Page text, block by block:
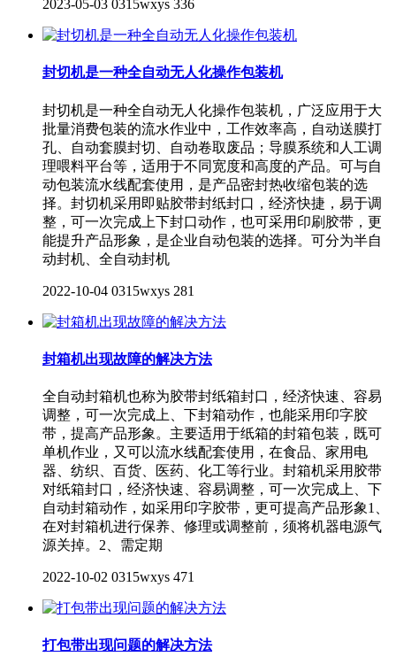
2023-05-03 0315wxys 336
封切机是一种全自动无人化操作包装机
封切机是一种全自动无人化操作包装机，广泛应用于大
批量消费包装的流水作业中，工作效率高，自动送膜打
孔、自动套膜封切、自动卷取废品；导膜系统和人工调
理喂料平台等，适用于不同宽度和高度的产品。可与自
动包装流水线配套使用，是产品密封热收缩包装的选
择。封切机采用即贴胶带封纸封口，经济快捷，易于调
整，可一次完成上下封口动作，也可采用印刷胶带，更
能提升产品形象，是企业自动包装的选择。可分为半自
动封机、全自动封机
2022-10-04 0315wxys 281
封箱机出现故障的解决方法
全自动封箱机也称为胶带封纸箱封口，经济快速、容易
调整，可一次完成上、下封箱动作，也能采用印字胶
带，提高产品形象。主要适用于纸箱的封箱包装，既可
单机作业，又可以流水线配套使用，在食品、家用电
器、纺织、百货、医药、化工等行业。封箱机采用胶带
对纸箱封口，经济快速、容易调整，可一次完成上、下
自动封箱动作，如采用印字胶带，更可提高产品形象1、
在对封箱机进行保养、修理或调整前，须将机器电源气
源关掉。2、需定期
2022-10-02 0315wxys 471
打包带出现问题的解决方法